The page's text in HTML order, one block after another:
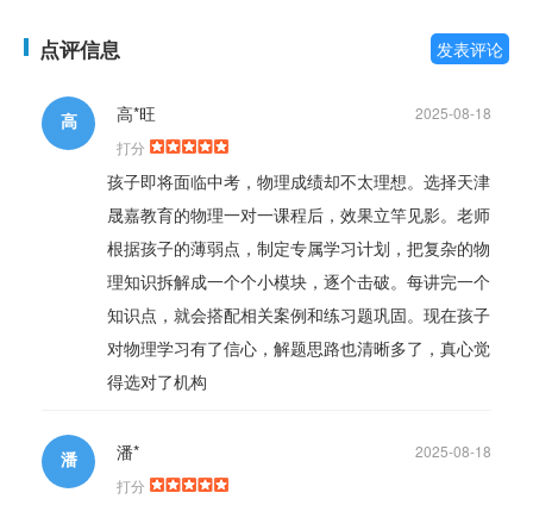
点评信息 发表评论
高 2025-08-18
高*旺
打分
孩子即将面临中考，物理成绩却不太理想。选择天津
晟嘉教育的物理一对一课程后，效果立竿见影。老师
根据孩子的薄弱点，制定专属学习计划，把复杂的物
理知识拆解成一个个小模块，逐个击破。每讲完一个
知识点，就会搭配相关案例和练习题巩固。现在孩子
对物理学习有了信心，解题思路也清晰多了，真心觉
得选对了机构
潘 2025-08-18
潘*
打分